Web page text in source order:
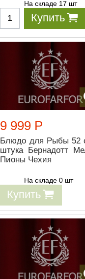
На складе 17 шт
Купить
9 999 Р
Блюдо для Рыбы 52
штука Бернадотт
Пионы Чехия
На складе 0 шт
Купить